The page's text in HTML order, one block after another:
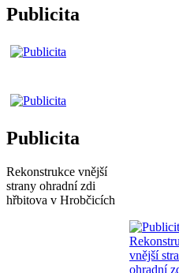
Publicita
Publicita
Rekonstrukce vnější
strany ohradní zdi
hřbitova v Hrobčicích